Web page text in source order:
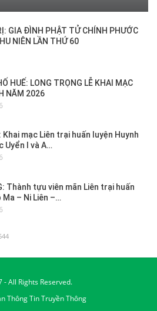
GIA ĐÌNH PHẬT TỬ CHÍNH PHƯỚC
NIÊN LẦN THỨ 60
HUẾ: LONG TRỌNG LỄ KHAI MẠC
NĂM 2026
Khai mạc Liên trại huấn luyện Huynh
Uyển I và A…
Thành tựu viên mãn Liên trại huấn
Ma – Ni Liên –…
- All Rights Reserved.
Thông Tin Truyền Thông